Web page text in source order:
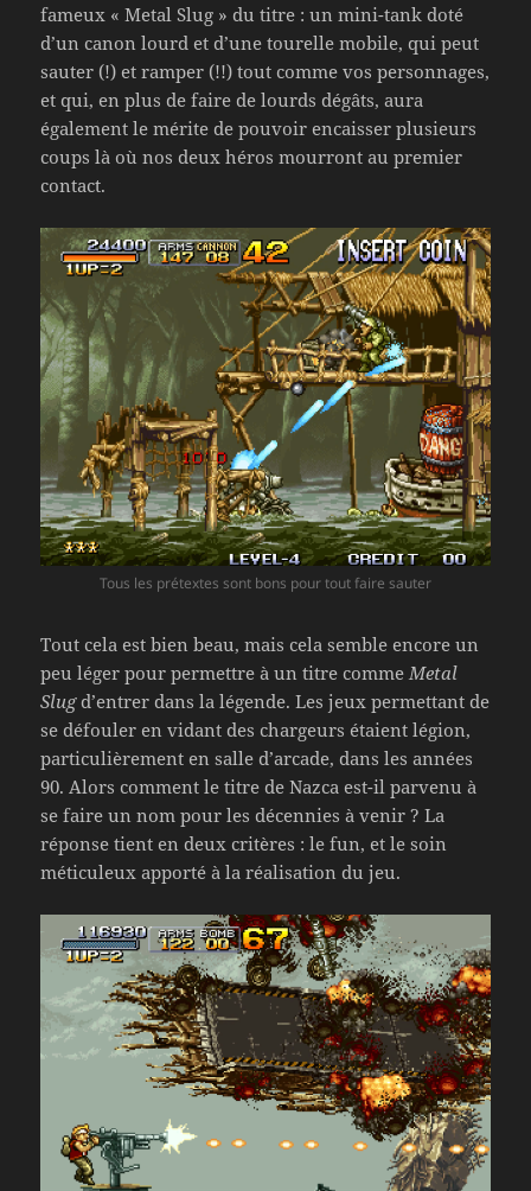
fameux « Metal Slug » du titre : un mini-tank doté
d’un canon lourd et d’une tourelle mobile, qui peut
sauter (!) et ramper (!!) tout comme vos personnages,
et qui, en plus de faire de lourds dégâts, aura
également le mérite de pouvoir encaisser plusieurs
coups là où nos deux héros mourront au premier
contact.
Tous les prétextes sont bons pour tout faire sauter
Tout cela est bien beau, mais cela semble encore un
peu léger pour permettre à un titre comme Metal
Slugd’entrer dans la légende. Les jeux permettant de
se défouler en vidant des chargeurs étaient légion,
particulièrement en salle d’arcade, dans les années
90. Alors comment le titre de Nazca est-il parvenu à
se faire un nom pour les décennies à venir ? La
réponse tient en deux critères : le fun, et le soin
méticuleux apporté à la réalisation du jeu.